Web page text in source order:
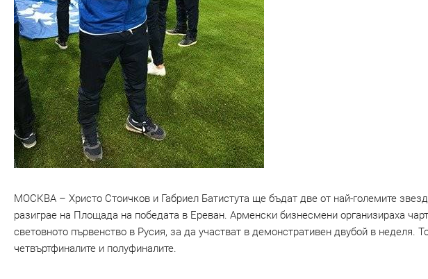
МОСКВА – Христо Стоичков и Габриел Батистута ще бъдат две от най-големите
разиграе на Площада на победата в Ереван. Арменски бизнесмени организираха
световното първенство в Русия, за да участват в демонстративен двубой в неделя.
четвъртфиналите и полуфиналите.